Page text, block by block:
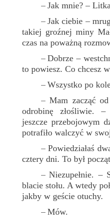
– Jak mnie? –
–Jak ciebie –
takiej groźnej miny
czas na poważną
–Dobrze –
to powiesz. Co chcesz
– Wszystko po
– Mam zacząć
odrobinę złośliwie.
jeszcze przebojowym
potrafiło walczyć w
–Powiedziałaś
cztery dni. To był
–Niezupełnie. –
blacie stołu. A wtedy
jakby w geście otuchy.
– Mów.